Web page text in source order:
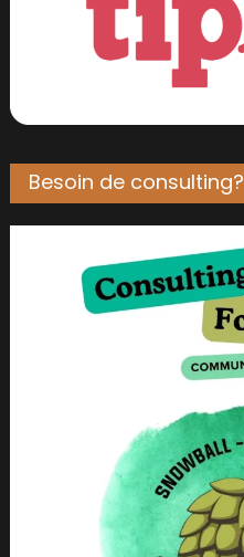
Besoin de consulting?